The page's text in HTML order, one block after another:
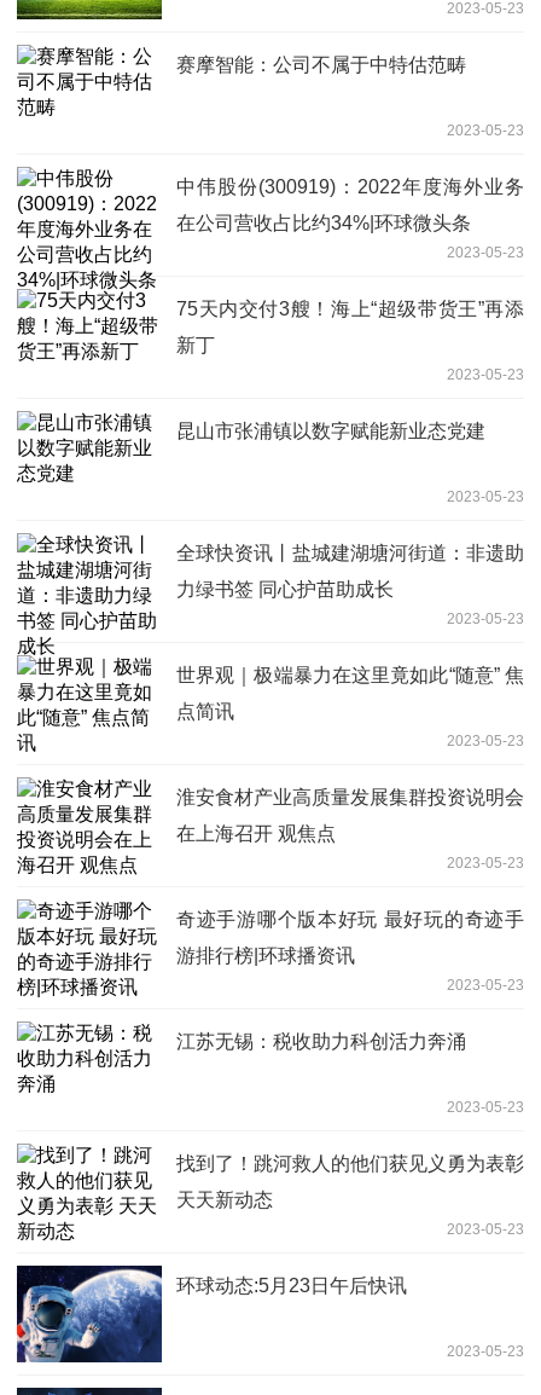
2023-05-23
赛摩智能：公司不属于中特估范畴
2023-05-23
中伟股份(300919)：2022年度海外业务
在公司营收占比约34%|环球微头条
2023-05-23
75天内交付3艘！海上“超级带货王”再添
新丁
2023-05-23
昆山市张浦镇以数字赋能新业态党建
2023-05-23
全球快资讯丨盐城建湖塘河街道：非遗助
力绿书签 同心护苗助成长
2023-05-23
世界观｜极端暴力在这里竟如此“随意” 焦
点简讯
2023-05-23
淮安食材产业高质量发展集群投资说明会
在上海召开 观焦点
2023-05-23
奇迹手游哪个版本好玩 最好玩的奇迹手
游排行榜|环球播资讯
2023-05-23
江苏无锡：税收助力科创活力奔涌
2023-05-23
找到了！跳河救人的他们获见义勇为表彰
天天新动态
2023-05-23
环球动态:5月23日午后快讯
2023-05-23